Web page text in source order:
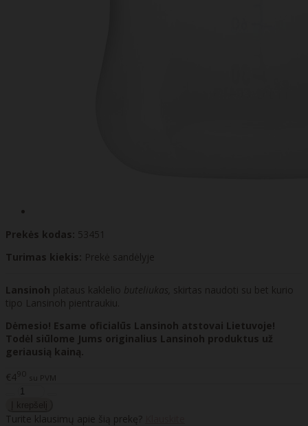
Prekės kodas: 53451
Turimas kiekis: Prekė sandėlyje
Lansinoh plataus kaklelio buteliukas, skirtas naudoti su bet kurio
tipo Lansinoh pientraukiu.
Dėmesio! Esame oficialūs Lansinoh atstovai Lietuvoje!
Todėl siūlome Jums originalius Lansinoh produktus už
geriausią kainą.
€490 su PVM
Turite klausimų apie šią prekę?